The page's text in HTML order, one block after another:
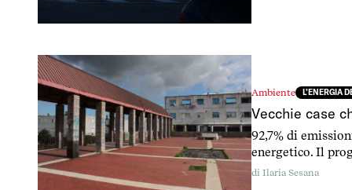
Ambiente L’ENERGIA
Vecchie case
92,7% di
energetico. Il
pubblici.
di Ilaria Sesana